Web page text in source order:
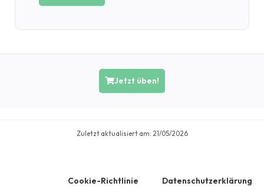
Jetzt üben!
Zuletzt aktualisiert am: 21/05/2026
Cookie-Richtlinie Datenschutzerklärung